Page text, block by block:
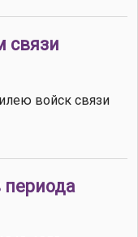
связи
войск связи
периода